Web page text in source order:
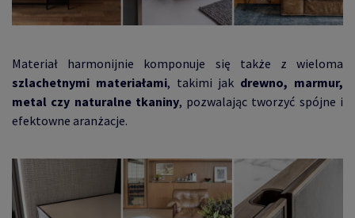
Materiał harmonijnie komponuje się także z wieloma
szlachetnymi materiałami, takimi jak drewno, marmur,
metal czy naturalne tkaniny, pozwalając tworzyć spójne i
efektowne aranżacje.